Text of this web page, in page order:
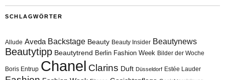
SCHLAGWÖRTER
Allude Aveda Backstage Beauty Beauty Insider Beautynews
Beautytipp Beautytrend Berlin Fashion Week Bilder der Woche
Boris Entrup Chanel Clarins Duft Düsseldorf Estée Lauder